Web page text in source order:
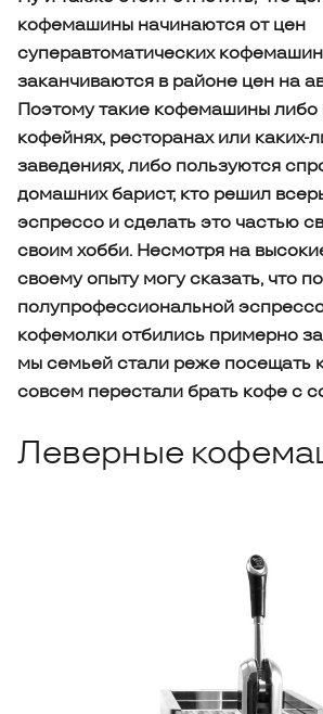
кофемашины начинаются от цен
суперавтоматических
заканчиваются в районе цен на
Поэтому такие кофемашины либо
кофейнях, ресторанах или каких-
заведениях, либо пользуются
домашних барист, кто решил
эспрессо и сделать это частью
своим хобби. Несмотря на
своему опыту могу сказать, что
полупрофессиональной
кофемолки отбились примерно
мы семьей стали реже посещать
совсем перестали брать кофе с
Леверные